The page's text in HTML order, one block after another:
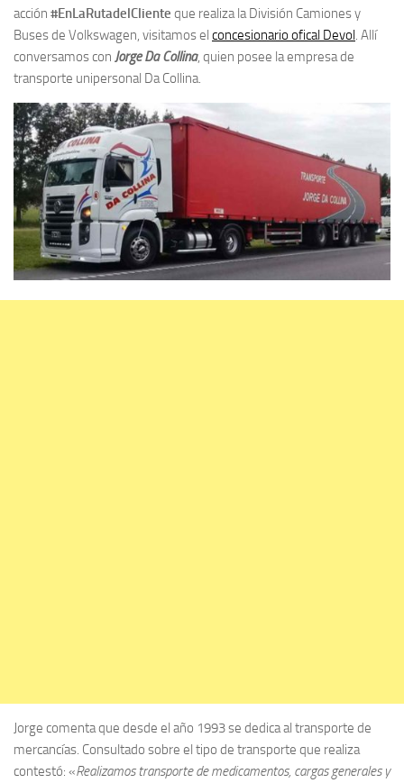
acción #EnLaRutadelCliente que realiza la División Camiones y
Buses de Volkswagen, visitamos el concesionario ofical Devol. Allí
conversamos con Jorge Da Collina, quien posee la empresa de
transporte unipersonal Da Collina.
Jorge comenta que desde el año 1993 se dedica al transporte de
mercancías. Consultado sobre el tipo de transporte que realiza
contestó: «Realizamos transporte de medicamentos, cargas generales y